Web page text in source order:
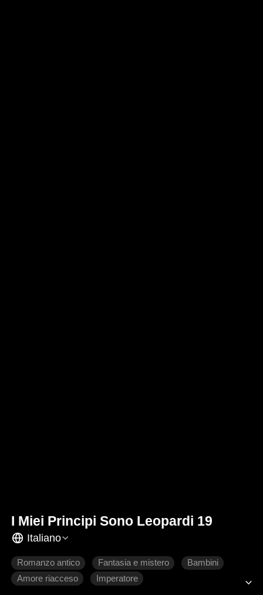
I Miei Principi Sono Leopardi 19
Italiano
Romanzo antico Fantasia e mistero
Bambini
Amore riacceso
Imperatore